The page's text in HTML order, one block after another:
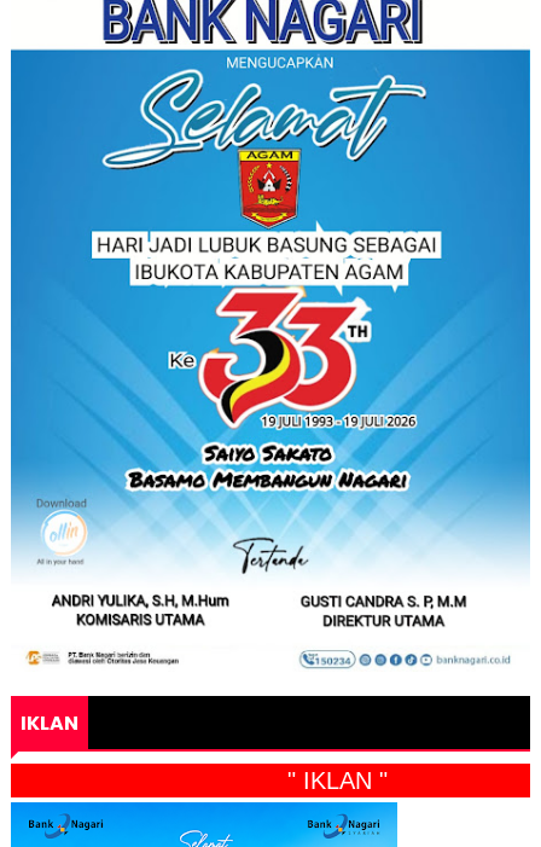
IKLAN
" IKLAN "